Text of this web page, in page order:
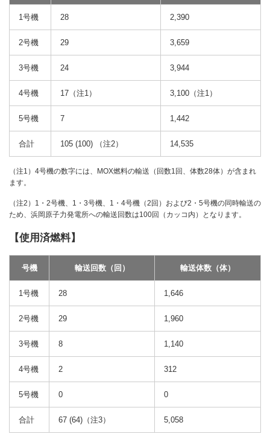
1号機 28 2,390
2号機 29 3,659
3号機 24 3,944
4号機 17（注1） 3,100（注1）
5号機 7 1,442
合計 105 (100) （注2） 14,535
（注1）4号機の数字には、MOX燃料の輸送（回数1回、体数28体）が含まれ
ます。
（注2）1・2号機、1・3号機、1・4号機（2回）および2・5号機の同時輸送の
ため、浜岡原子力発電所への輸送回数は100回（カッコ内）となります。
【使用済燃料】
号機 輸送回数（回） 輸送体数（体）
1号機 28 1,646
2号機 29 1,960
3号機 8 1,140
4号機 2 312
5号機 0 0
合計 67 (64)（注3） 5,058